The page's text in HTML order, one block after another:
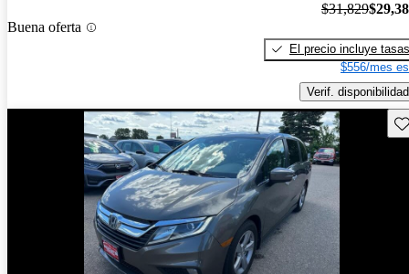
Buena oferta
$31,829
El precio incluye tasas
$556/mes
Verif. disponibilidad